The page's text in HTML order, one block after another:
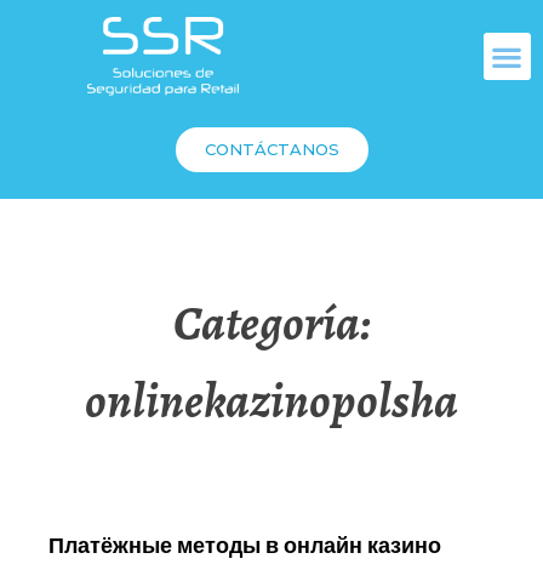
CONTÁCTANOS
Categoría:
onlinekazinopolsha
Платёжные методы в онлайн казино